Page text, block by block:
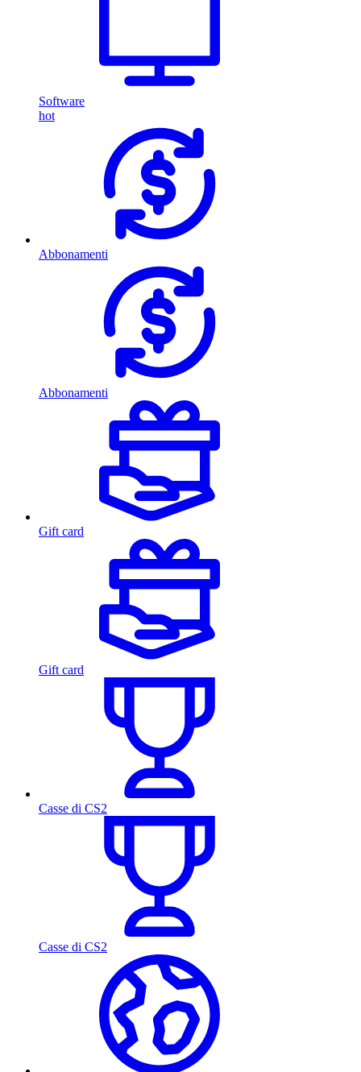
Software
hot
Abbonamenti
Abbonamenti
Gift card
Gift card
Casse di CS2
Casse di CS2